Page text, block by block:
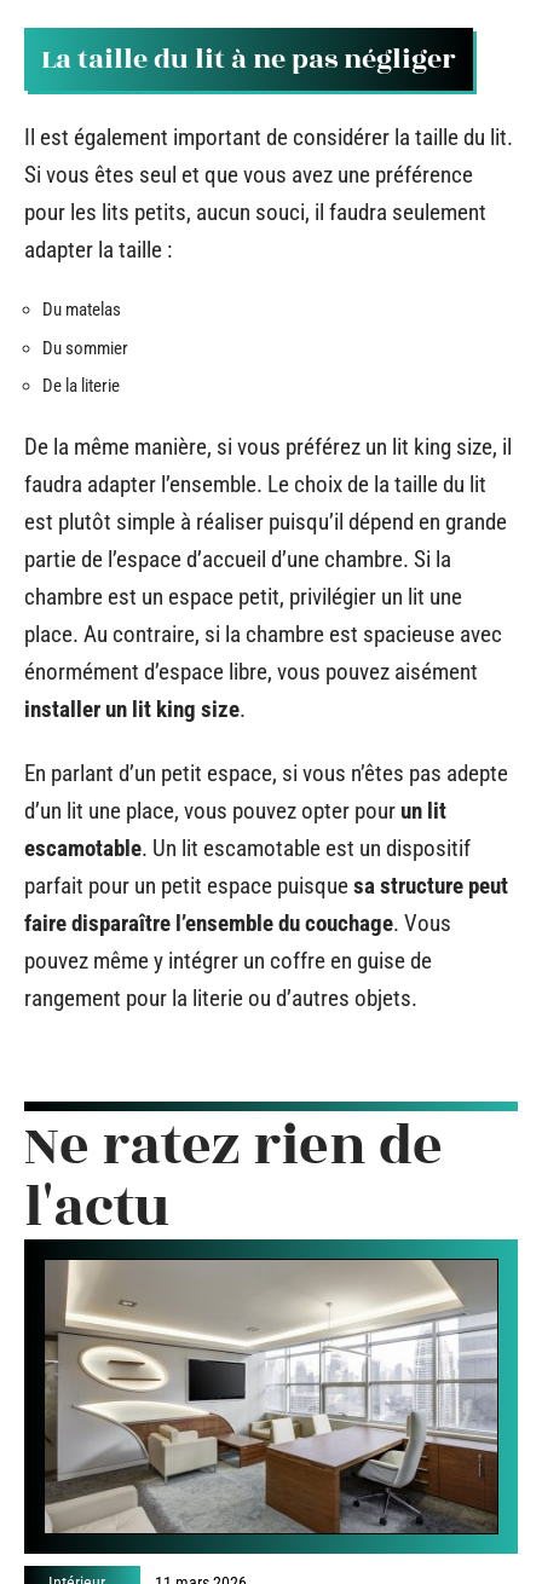
La taille du lit à ne pas négliger
Il est également important de considérer la taille du lit.
Si vous êtes seul et que vous avez une préférence
pour les lits petits, aucun souci, il faudra seulement
adapter la taille :
Du matelas
Du sommier
De la literie
De la même manière, si vous préférez un lit king size, il
faudra adapter l’ensemble. Le choix de la taille du lit
est plutôt simple à réaliser puisqu’il dépend en grande
partie de l’espace d’accueil d’une chambre. Si la
chambre est un espace petit, privilégier un lit une
place. Au contraire, si la chambre est spacieuse avec
énormément d’espace libre, vous pouvez aisément
installer un lit king size.
En parlant d’un petit espace, si vous n’êtes pas adepte
d’un lit une place, vous pouvez opter pour un lit
escamotable. Un lit escamotable est un dispositif
parfait pour un petit espace puisquesa structure peut
faire disparaître l’ensemble du couchage. Vous
pouvez même y intégrer un coffre en guise de
rangement pour la literie ou d’autres objets.
Ne ratez rien de
l'actu